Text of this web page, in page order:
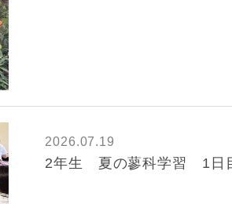
2026.07.19
2年生 夏の蓼科学習 1日